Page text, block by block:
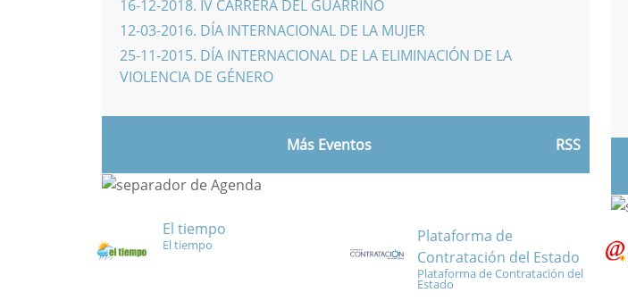
16-12-2018. IV CARRERA DEL GUARRINO
12-03-2016. DÍA INTERNACIONAL DE LA MUJER
25-11-2015. DÍA INTERNACIONAL DE LA ELIMINACIÓN DE LA
VIOLENCIA DE GÉNERO
Más Eventos RSS
El tiempo
El tiempo
Plataforma de
Contratación del Estado
Plataforma de Contratación del
Estado